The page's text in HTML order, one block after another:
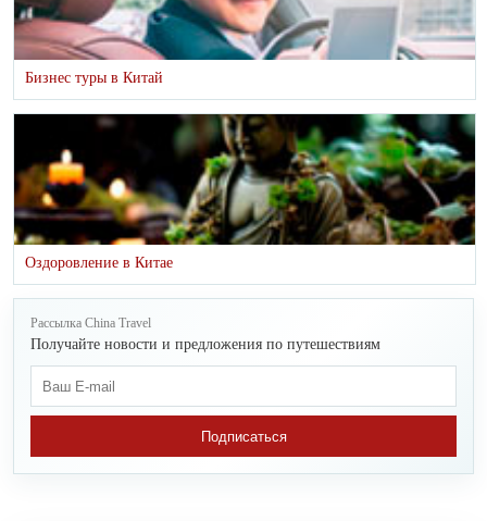
Бизнес туры в Китай
Оздоровление в Китае
Рассылка China Travel
Получайте новости и предложения по путешествиям
Подписаться